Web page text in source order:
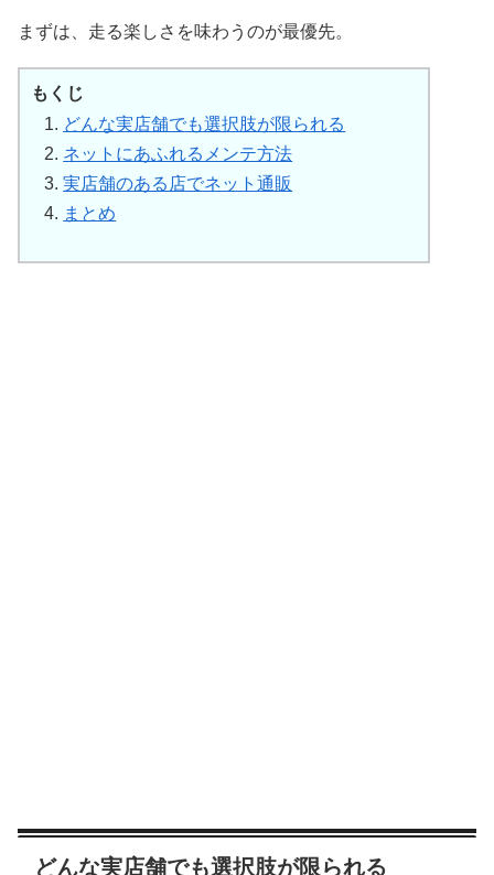
まずは、走る楽しさを味わうのが最優先。
もくじ
どんな実店舗でも選択肢が限られる
ネットにあふれるメンテ方法
実店舗のある店でネット通販
まとめ
どんな実店舗でも選択肢が限られる